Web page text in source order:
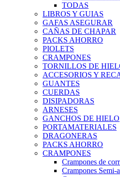
TODAS
LIBROS Y GUIAS
GAFAS ASEGURAR
CAÑAS DE CHAPAR
PACKS AHORRO
PIOLETS
CRAMPONES
TORNILLOS DE
ACCESORIOS Y
GUANTES
CUERDAS
DISIPADORAS
ARNESES
GANCHOS DE HIELO
PORTAMATERIALES
DRAGONERAS
PACKS AHORRO
CRAMPONES
Crampones de
Crampones Semi-